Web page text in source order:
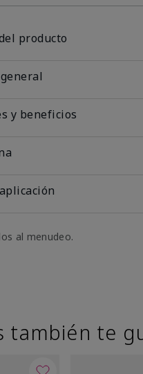
producto
y beneficios
al menudeo.
también te